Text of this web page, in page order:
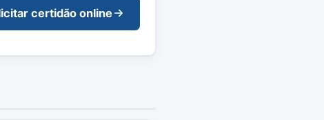
certidão online